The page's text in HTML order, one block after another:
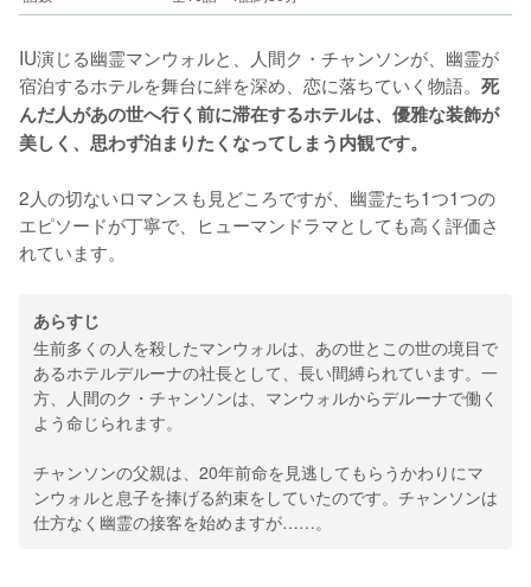
IU演じる幽霊マンウォルと、人間ク・チャンソンが、幽霊が
宿泊するホテルを舞台に絆を深め、恋に落ちていく物語。 死
んだ人があの世へ行く前に滞在するホテルは、優雅な装飾が
美しく、思わず泊まりたくなってしまう内観です。
2人の切ないロマンスも見どころですが、幽霊たち1つ1つの
エピソードが丁寧で、ヒューマンドラマとしても高く評価さ
れています。
あらすじ
生前多くの人を殺したマンウォルは、あの世とこの世の境目で
あるホテルデルーナの社長として、長い間縛られています。一
方、人間のク・チャンソンは、マンウォルからデルーナで働く
よう命じられます。
チャンソンの父親は、20年前命を見逃してもらうかわりにマ
ンウォルと息子を捧げる約束をしていたのです。チャンソンは
仕方なく幽霊の接客を始めますが……。